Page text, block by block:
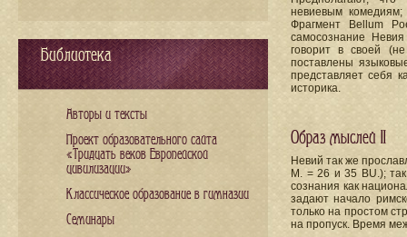
невиевым
Фрагмент Bellum
самосознание
говорит в своей
поставлены
представляет себя
историка.
Образ мыслей II
Невий так же
М. = 26 и 35 ВU.);
сознания как
задают начало
только на простом
на пропуск. Время
Библиотека
Авторы и тексты
Проект образовательного сайта
«Тридцать веков Европейской
цивилизации»
Классическое образование в гимназии
Семинары